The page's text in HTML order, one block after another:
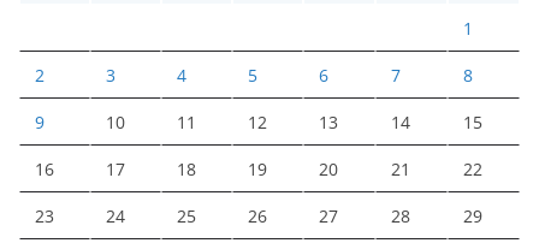
1
2 3 4 5 6 7 8
9 10 11 12 13 14 15
16 17 18 19 20 21 22
23 24 25 26 27 28 29